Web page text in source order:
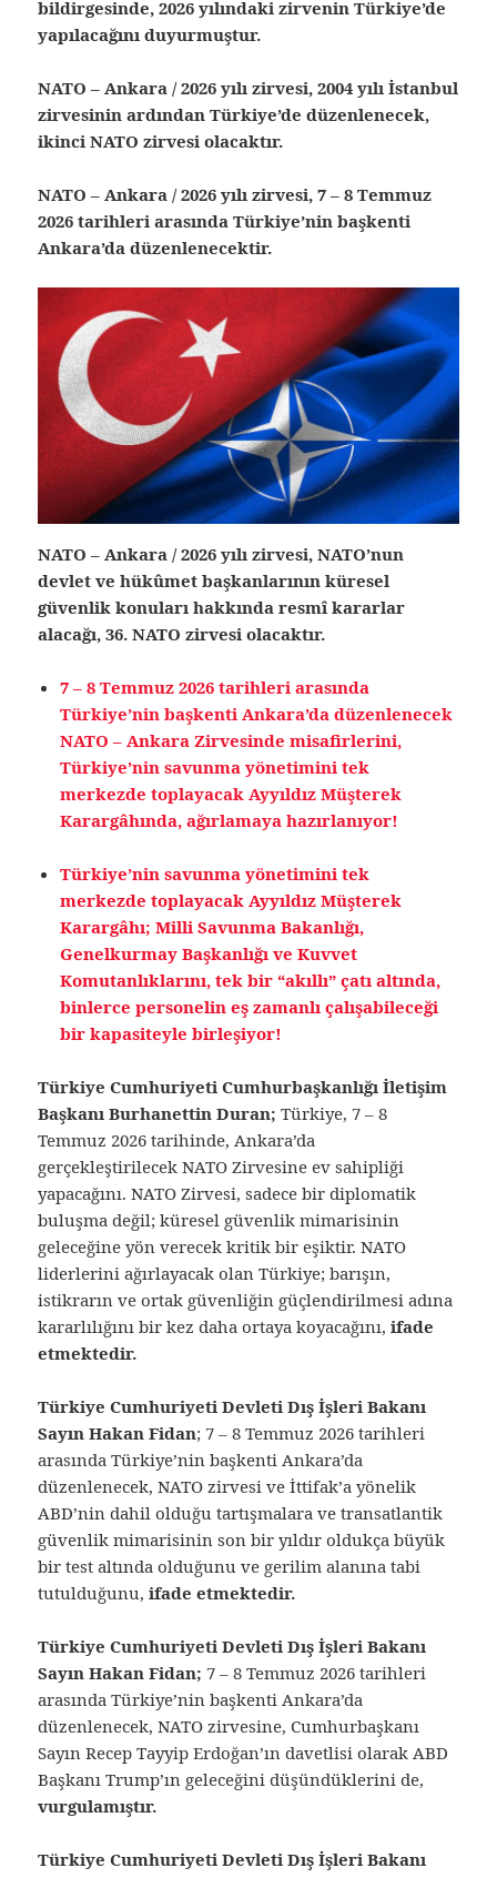
bildirgesinde, 2026 yılındaki zirvenin Türkiye’de
yapılacağını duyurmuştur.
NATO – Ankara / 2026 yılı zirvesi, 2004 yılı İstanbul
zirvesinin ardından Türkiye’de düzenlenecek,
ikinci NATO zirvesi olacaktır.
NATO – Ankara / 2026 yılı zirvesi, 7 – 8 Temmuz
2026 tarihleri arasında Türkiye’nin başkenti
Ankara’da düzenlenecektir.
NATO – Ankara / 2026 yılı zirvesi, NATO’nun
devlet ve hükûmet başkanlarının küresel
güvenlik konuları hakkında resmî kararlar
alacağı, 36. NATO zirvesi olacaktır.
7 – 8 Temmuz 2026 tarihleri arasında
Türkiye’nin başkenti Ankara’da düzenlenecek
NATO – Ankara Zirvesinde misafirlerini,
Türkiye’nin savunma yönetimini tek
merkezde toplayacakAyyıldız Müşterek
Karargâhında, ağırlamaya hazırlanıyor!
Türkiye’nin savunma yönetimini tek
merkezde toplayacak Ayyıldız Müşterek
Karargâhı; Milli Savunma Bakanlığı,
Genelkurmay Başkanlığı ve Kuvvet
Komutanlıklarını, tek bir “akıllı” çatı altında,
binlerce personelin eş zamanlı çalışabileceği
bir kapasiteyle birleşiyor!
Türkiye Cumhuriyeti Cumhurbaşkanlığı İletişim
Başkanı Burhanettin Duran; Türkiye, 7 – 8
Temmuz 2026 tarihinde, Ankara’da
gerçekleştirilecek NATO Zirvesine ev sahipliği
yapacağını. NATO Zirvesi, sadece bir diplomatik
buluşma değil; küresel güvenlik mimarisinin
geleceğine yön verecek kritik bir eşiktir. NATO
liderlerini ağırlayacak olan Türkiye; barışın,
istikrarın ve ortak güvenliğin güçlendirilmesi adına
kararlılığını bir kez daha ortaya koyacağını,ifade
etmektedir.
Türkiye Cumhuriyeti Devleti Dış İşleri Bakanı
Sayın Hakan Fidan; 7 – 8 Temmuz 2026 tarihleri
arasında Türkiye’nin başkenti Ankara’da
düzenlenecek, NATO zirvesi ve İttifak’a yönelik
ABD’nin dahil olduğu tartışmalara ve transatlantik
güvenlik mimarisinin son bir yıldır oldukça büyük
bir test altında olduğunu ve gerilim alanına tabi
tutulduğunu,ifade etmektedir.
Türkiye Cumhuriyeti Devleti Dış İşleri Bakanı
Sayın Hakan Fidan; 7 – 8 Temmuz 2026 tarihleri
arasında Türkiye’nin başkenti Ankara’da
düzenlenecek, NATO zirvesine, Cumhurbaşkanı
Sayın Recep Tayyip Erdoğan’ın davetlisi olarak ABD
Başkanı Trump’ın geleceğini düşündüklerini de,
vurgulamıştır.
Türkiye Cumhuriyeti Devleti Dış İşleri Bakanı